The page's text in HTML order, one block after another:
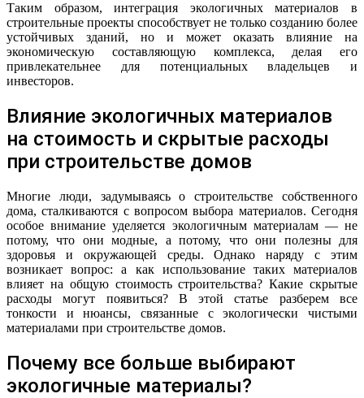
Таким образом, интеграция экологичных материалов в
строительные проекты способствует не только созданию более
устойчивых зданий, но и может оказать влияние на
экономическую составляющую комплекса, делая его
привлекательнее для потенциальных владельцев и
инвесторов.
Влияние экологичных материалов
на стоимость и скрытые расходы
при строительстве домов
Многие люди, задумываясь о строительстве собственного
дома, сталкиваются с вопросом выбора материалов. Сегодня
особое внимание уделяется экологичным материалам — не
потому, что они модные, а потому, что они полезны для
здоровья и окружающей среды. Однако наряду с этим
возникает вопрос: а как использование таких материалов
влияет на общую стоимость строительства? Какие скрытые
расходы могут появиться? В этой статье разберем все
тонкости и нюансы, связанные с экологически чистыми
материалами при строительстве домов.
Почему все больше выбирают
экологичные материалы?